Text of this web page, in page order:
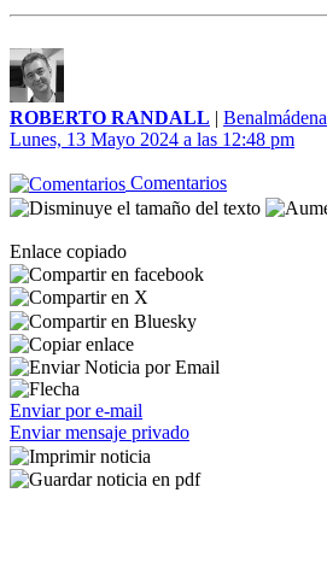
ROBERTO RANDALL | Benalmádena
Lunes, 13 Mayo 2024 a las 12:48 pm
Comentarios
Enlace copiado
Enviar por e-mail
Enviar mensaje privado